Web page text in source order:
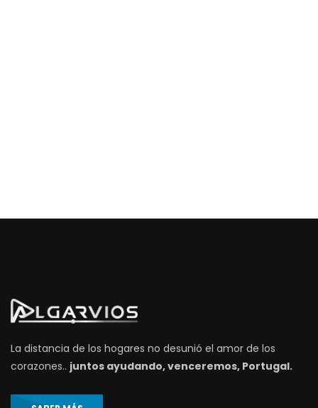
La distancia de los hogares no desunió el amor de los
corazones.. juntos ayudando, venceremos, Portugal.